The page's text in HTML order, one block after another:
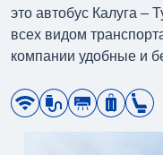
это автобус Калуга –
всех видом
компании удобные и